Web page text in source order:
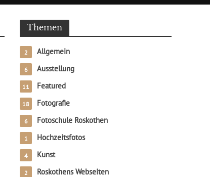
Themen
Allgemein
2
Ausstellung
6
Featured
11
Fotografie
18
Fotoschule Roskothen
6
Hochzeitsfotos
1
Kunst
4
Roskothens Webseiten
2